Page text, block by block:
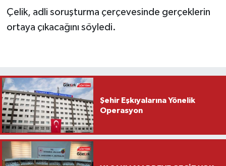
Çelik, adli soruşturma çerçevesinde gerçeklerin
ortaya çıkacağını söyledi.
Şehir Eşkıyalarına Yönelik
Operasyon